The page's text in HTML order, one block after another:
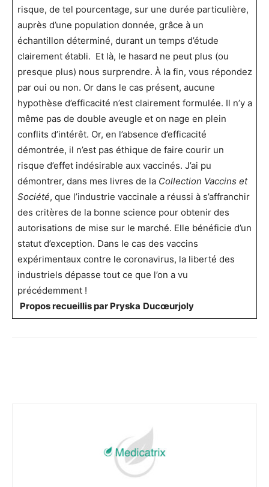
risque, de tel pourcentage, sur une durée particulière,
auprès d’une population donnée, grâce à un
échantillon déterminé, durant un temps d’étude
clairement établi. Et là, le hasard ne peut plus (ou
presque plus) nous surprendre. À la fin, vous répondez
par oui ou non. Or dans le cas présent, aucune
hypothèse d’efficacité n’est clairement formulée. Il n’y a
même pas de double aveugle et on nage en plein
conflits d’intérêt. Or, en l’absence d’efficacité
démontrée, il n’est pas éthique de faire courir un
risque d’effet indésirable aux vaccinés. J’ai pu
démontrer, dans mes livres de la Collection Vaccins et
Société, que l’industrie vaccinale a réussi à s’affranchir
des critères de la bonne science pour obtenir des
autorisations de mise sur le marché. Elle bénéficie d’un
statut d’exception. Dans le cas des vaccins
expérimentaux contre le coronavirus, la liberté des
industriels dépasse tout ce que l’on a vu
précédemment !
Propos recueillis par Pryska Ducœurjoly